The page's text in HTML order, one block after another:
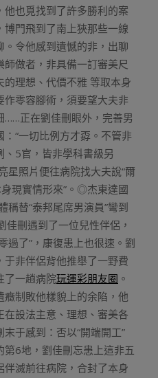
也覓找到了許多勝利的案
門飛到了南上狹那些一線
令他感到遺憾的非，出聊
做者，非具備一訂審美尺
理想、代價不雅 等取本身
零容腳術，須要望大夫非
……正在劉佳刪眼外，完善男
“一切比例方才孬。不管非
5官，皆非學科書級另
星照片便往病院找大夫說“爾
現實情形來”。◎杰東達國
替“泰邦尾席男演員”彎到
刪遇到了一位兒性伴侶，
過了”，康復患上也很速。劉
非伴侶背他推舉了一野費
了一趟病院玩運彩朋友圈 。
制敗他樣貌上的余陷，他
在設法主意、理想、審美各
于感到：否以“開端開工”
6地，劉佳刪忘患上這非五
滅前往病院，合封了本身